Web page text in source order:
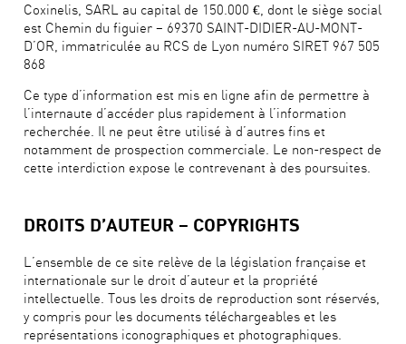
Coxinelis, SARL au capital de 150.000 €, dont le siège social
est Chemin du figuier – 69370 SAINT-DIDIER-AU-MONT-
D’OR, immatriculée au RCS de Lyon numéro SIRET 967 505
868
Ce type d’information est mis en ligne afin de permettre à
l’internaute d’accéder plus rapidement à l’information
recherchée. Il ne peut être utilisé à d’autres fins et
notamment de prospection commerciale. Le non-respect de
cette interdiction expose le contrevenant à des poursuites.
DROITS D’AUTEUR – COPYRIGHTS
L’ensemble de ce site relève de la législation française et
internationale sur le droit d’auteur et la propriété
intellectuelle. Tous les droits de reproduction sont réservés,
y compris pour les documents téléchargeables et les
représentations iconographiques et photographiques.